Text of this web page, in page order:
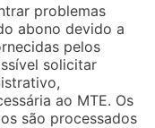
problemas
abono devido a
pelos
solicitar
ao MTE. Os
são processados